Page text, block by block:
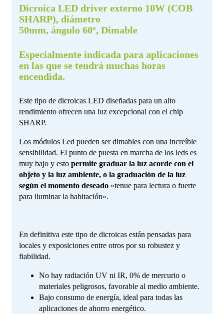
Dicroica LED driver externo 10W (COB
SHARP), diámetro
50mm, ángulo 60º, Dimable
Especialmente indicada para aplicaciones
en las que se tendrá muchas horas
encendida.
Este tipo de dicroicas LED diseñadas para un alto
rendimiento ofrecen una luz excepcional con el chip
SHARP.
Los módulos Led pueden ser dimables con una increíble
sensibilidad. El punto de puesta en marcha de los leds es
muy bajo y esto permite graduar la luz acorde con el
objeto y la luz ambiente, o la graduación de la luz
según el momento deseado «tenue para lectura o fuerte
para iluminar la habitación».
En definitiva este tipo de dicroicas están pensadas para
locales y exposiciones entre otros por su robustez y
fiabilidad.
No hay radiación UV ni IR, 0% de mercurio o
materiales peligrosos, favorable al medio ambiente.
Bajo consumo de energía, ideal para todas las
aplicaciones de ahorro energético.